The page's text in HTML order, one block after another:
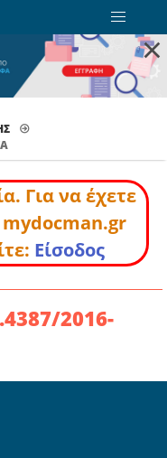
×
Για να έχετε
Είσοδος
2016-